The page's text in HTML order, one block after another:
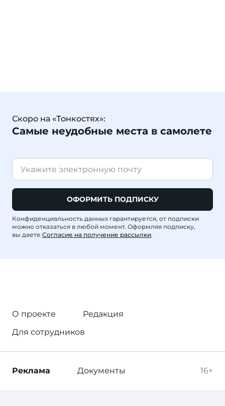
Скоро на «Тонкостях»:
Самые неудобные места в самолете
ОФОРМИТЬ ПОДПИСКУ
Конфиденциальность данных гарантируется, от подписки
можно отказаться в любой момент. Оформляя подписку,
вы даете Согласие на получение рассылки.
О проекте
Редакция
Для сотрудников
16+
Реклама Документы